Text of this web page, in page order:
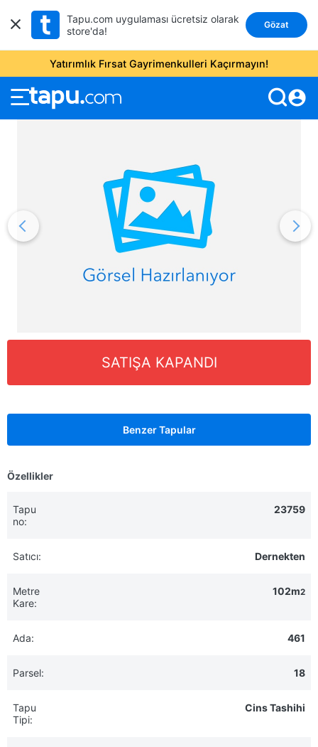
Tapu.com uygulaması ücretsiz olarak
store'da!
Gözat
Yatırımlık Fırsat Gayrimenkulleri Kaçırmayın!
account_circle
Özellikler
Tapu
no:
23759
Satıcı: Dernekten
Metre
Kare:
102m2
Ada: 461
Parsel: 18
Tapu
Tipi:
Cins Tashihi
SATIŞA KAPANDI
Benzer Tapular